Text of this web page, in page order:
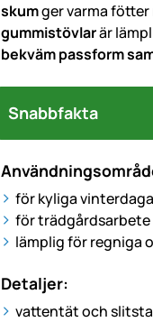
skumger varma
gummistövlarär
bekväm passform
Snabbfakta
för kyliga
för
lämplig för regniga
Detaljer:
vattentät och